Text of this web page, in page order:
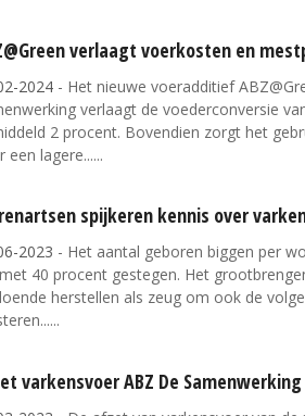
verlaagt voerkosten en
2024 - Het nieuwe voeradditief
verlaagt de voederconversie
2 procent. Bovendien zorgt het
een lagere...
spijkeren kennis over
2023 - Het aantal geboren biggen per
40 procent gestegen. Het
herstellen als zeug om ook de
varkensvoer ABZ De